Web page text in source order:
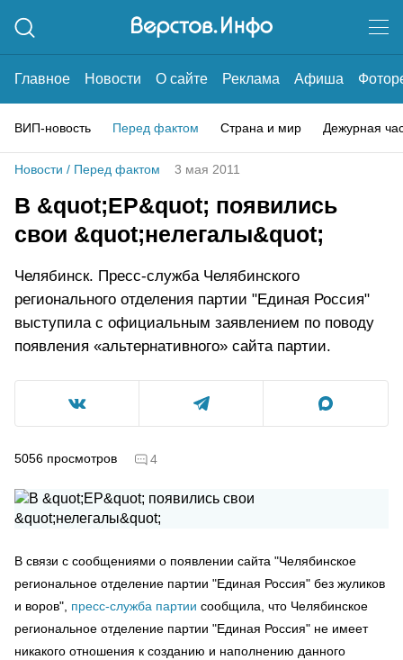
Главное Новости О сайте Реклама Афиша
ВИП-новость Перед фактом Страна и мир Дежурная
Новости / Перед фактом 3 мая 2011
В &quot;ЕР&quot; появились
свои &quot;нелегалы&quot;
Челябинск. Пресс-служба Челябинского
регионального отделения партии "Единая Россия"
выступила с официальным заявлением по поводу
появления «альтернативного» сайта партии.
5056 просмотров 4
В связи с сообщениями о появлении сайта "Челябинское
региональное отделение партии "Единая Россия" без жуликов
и воров", пресс-служба партии сообщила, что Челябинское
региональное отделение партии "Единая Россия" не имеет
никакого отношения к созданию и наполнению данного